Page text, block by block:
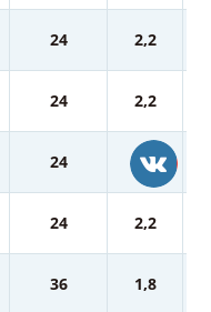
24 2,2
24 2,2
24 2,2
24 2,2
36 1,8